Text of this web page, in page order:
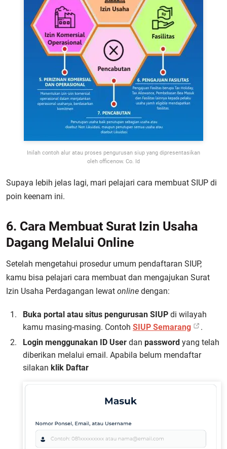
Inilah contoh alur atau proses pengurusan siup yang dipresentasikan
oleh officenow. Co. Id
Supaya lebih jelas lagi, mari pelajari cara membuat SIUP di
poin keenam ini.
6. Cara Membuat Surat Izin Usaha
Dagang Melalui Online
Setelah mengetahui prosedur umum pendaftaran SIUP,
kamu bisa pelajari cara membuat dan mengajukan Surat
Izin Usaha Perdagangan lewat online dengan:
Buka portal atau situs pengurusan SIUP di wilayah
kamu masing-masing. Contoh SIUP Semarang
.
Login menggunakan ID User dan password yang telah
diberikan melalui email. Apabila belum mendaftar
silakan klik Daftar